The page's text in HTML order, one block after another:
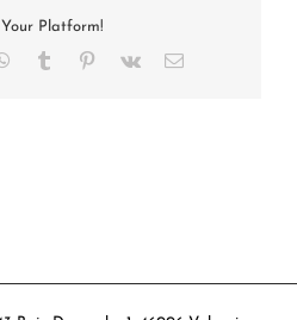
Platform!
WhatsApp
Tumblr Pinterest
Vk
Correo